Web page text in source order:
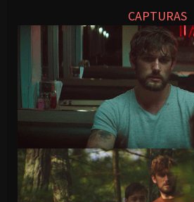
CAPTURAS